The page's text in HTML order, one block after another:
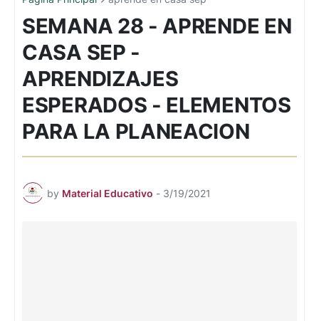
SEMANA 28 - APRENDE EN
CASA SEP -
APRENDIZAJES
ESPERADOS - ELEMENTOS
PARA LA PLANEACION
by Material Educativo - 3/19/2021